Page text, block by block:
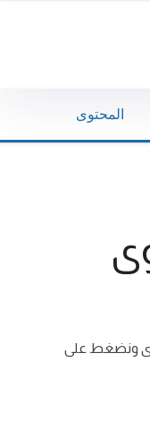
المحتوى
ونضغط على